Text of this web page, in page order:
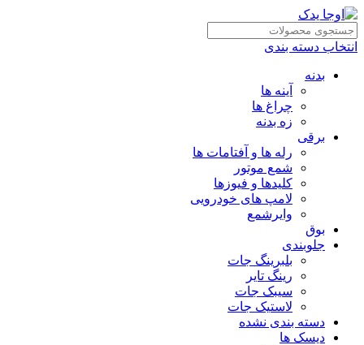
انتخاب دسته بندی
بدنه
آینه ها
چراغ ها
زه بدنه
برقی
رله ها و آفتامات ها
شمع موتور
کلیدها و فیوزها
لامپ های خودرویی
وایرشمع
بوق
جلوبندی
بلبرینگ جات
رینگ تایر
سیبک جات
لاستیک جات
دسته بندی نشده
دیسک ها